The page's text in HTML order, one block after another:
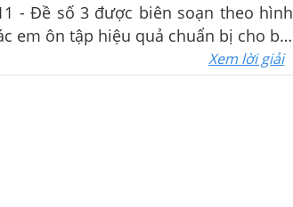
- Đề số 3 được biên soạn theo hình
em ôn tập hiệu quả chuẩn bị cho bài
Xem lời giải